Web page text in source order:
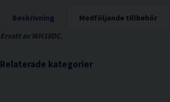
Beskrivning Medföljande tillbehör
Ersatt av WH18DC.
Relaterade kategorier